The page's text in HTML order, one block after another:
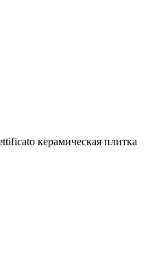
керамическая плитка